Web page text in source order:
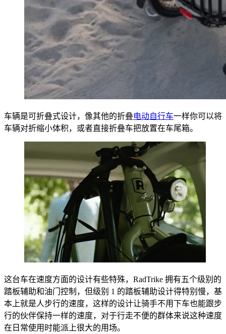
车辆是可折叠式设计，像其他的折叠电动自行车一样你可以将
车辆对折缩小体积，或者直接折叠车把放置在车尾箱。
这台车在速度方面的设计有些特殊，RadTrike 拥有五个级别的
踏板辅助和油门控制，但级别 1 的踏板辅助设计得特别慢，基
本上就是人步行的速度，这样的设计让骑手不用下车也能跟步
行的伙伴保持一样的速度，对于行走不便的群体来说这种速度
在日常使用时能派上很大的用场。